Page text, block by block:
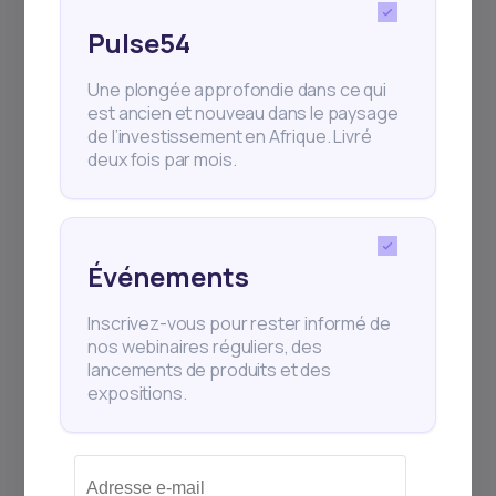
Continue de lire
Pulse54
Une plongée approfondie dans ce qui
est ancien et nouveau dans le paysage
de l’investissement en Afrique. Livré
deux fois par mois.
Événements
Inscrivez-vous pour rester informé de
nos webinaires réguliers, des
lancements de produits et des
expositions.